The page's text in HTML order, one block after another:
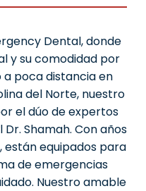
Dental, donde
y su comodidad por
poca distancia en
del Norte, nuestro
el dúo de expertos
Shamah. Con años
están equipados para
de emergencias
Nuestro amable